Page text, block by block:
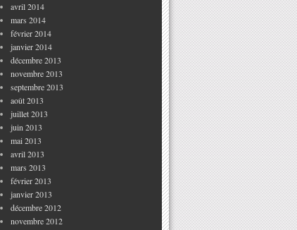
avril 2014
mars 2014
février 2014
janvier 2014
décembre 2013
novembre 2013
septembre 2013
août 2013
juillet 2013
juin 2013
mai 2013
avril 2013
mars 2013
février 2013
janvier 2013
décembre 2012
novembre 2012